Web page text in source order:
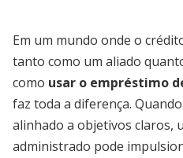
Em um mundo onde o
tanto como um aliado
como usar o empréstimo
faz toda a diferença.
alinhado a objetivos claros,
administrado pode